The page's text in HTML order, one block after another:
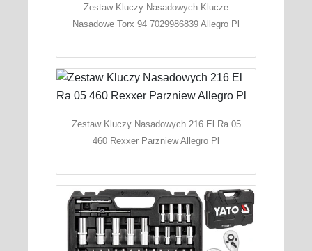
Zestaw Kluczy Nasadowych Klucze
Nasadowe Torx 94 7029986839 Allegro Pl
Zestaw Kluczy Nasadowych 216 El Ra 05
460 Rexxer Parzniew Allegro Pl